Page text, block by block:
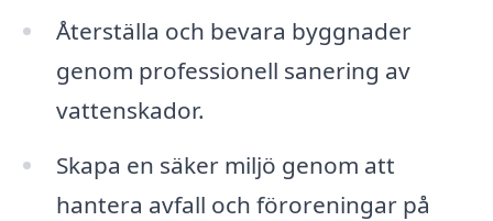
Återställa och bevara byggnader
genom professionell sanering av
vattenskador.
Skapa en säker miljö genom att
hantera avfall och föroreningar på